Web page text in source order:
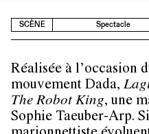
SCÈNE Spectacle
Réalisée à l’occasion
mouvement Dada,
The Robot King, une
Sophie Taeuber-Arp.